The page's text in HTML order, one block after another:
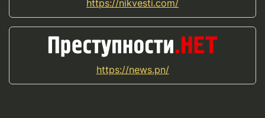
https://nikvesti.com/
https://news.pn/